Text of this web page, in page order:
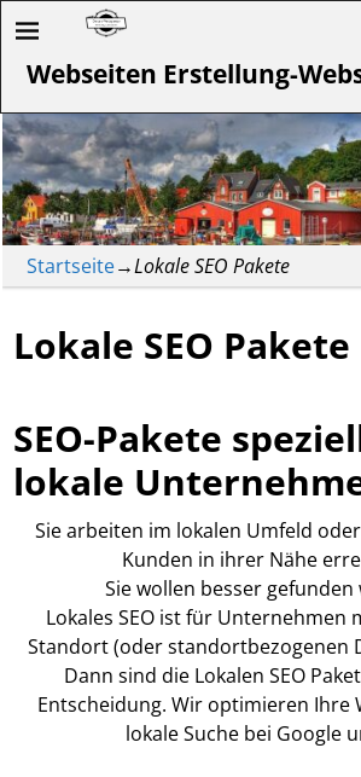
Webseiten Erstellung-
Startseite→Lokale SEO Pakete
Lokale SEO Pakete
SEO-Pakete
lokale
Sie arbeiten im lokalen Umfeld
Kunden in ihrer Nähe
Sie wollen besser gefunden
Lokales SEO ist für Unternehmen
Standort (oder standortbezogenen
Dann sind die Lokalen SEO
Entscheidung. Wir optimieren Ihre
lokale Suche bei Google